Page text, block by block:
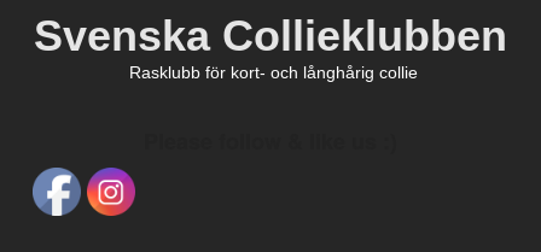
Svenska Collieklubben
Rasklubb för kort- och långhårig collie